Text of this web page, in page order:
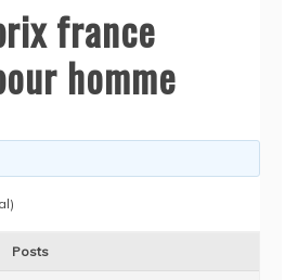
france
homme
Posts